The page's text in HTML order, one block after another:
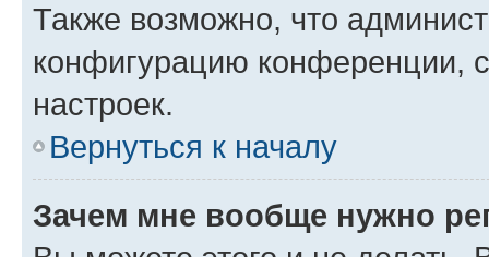
Также возможно, что
конфигурацию конференции,
настроек.
Вернуться к началу
Зачем мне вообще нужно